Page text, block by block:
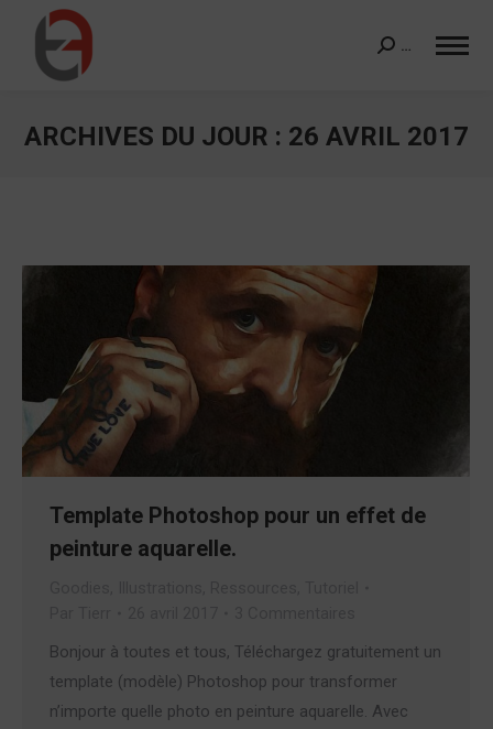
Search:
ARCHIVES DU JOUR : 26 AVRIL 2017
Template Photoshop pour un effet de
peinture aquarelle.
Bonjour à toutes et tous, Téléchargez gratuitement un
template (modèle) Photoshop pour transformer
n’importe quelle photo en peinture aquarelle. Avec